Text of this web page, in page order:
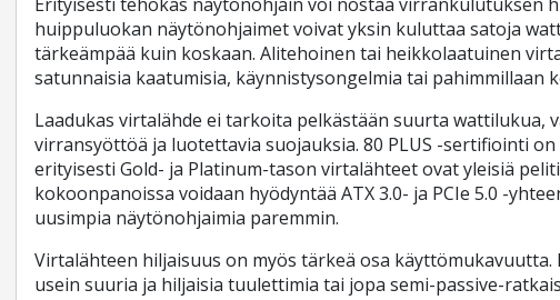
huippuluokan näytönohjaimet voivat yksin kuluttaa satoja
tärkeämpää kuin koskaan. Alitehoinen tai heikkolaatuinen
satunnaisia kaatumisia, käynnistysongelmia tai pahimmillaan
Laadukas virtalähde ei tarkoita pelkästään suurta wattilukua,
virransyöttöä ja luotettavia suojauksia. 80 PLUS -sertifiointi
erityisesti Gold- ja Platinum-tason virtalähteet ovat yleisiä
kokoonpanoissa voidaan hyödyntää ATX 3.0- ja PCIe 5.0 -
uusimpia näytönohjaimia paremmin.
Virtalähteen hiljaisuus on myös tärkeä osa
usein suuria ja hiljaisia tuulettimia tai jopa semi-passive-